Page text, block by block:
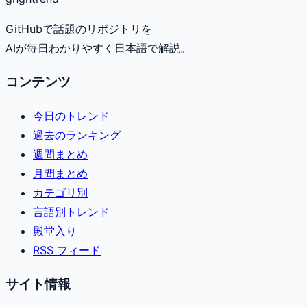
GitHubで話題のリポジトリを
AIが毎日わかりやすく日本語で解説。
コンテンツ
今日のトレンド
過去のランキング
週間まとめ
月間まとめ
カテゴリ別
言語別トレンド
殿堂入り
RSS フィード
サイト情報